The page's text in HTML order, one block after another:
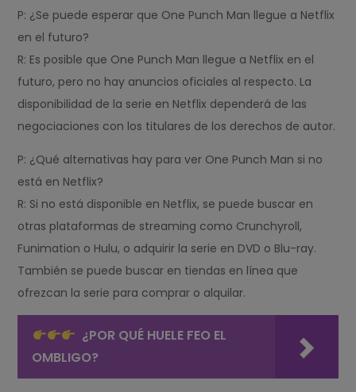
P: ¿Se puede esperar que One Punch Man llegue a Netflix
en el futuro?
R: Es posible que One Punch Man llegue a Netflix en el
futuro, pero no hay anuncios oficiales al respecto. La
disponibilidad de la serie en Netflix dependerá de las
negociaciones con los titulares de los derechos de autor.
P: ¿Qué alternativas hay para ver One Punch Man si no
está en Netflix?
R: Si no está disponible en Netflix, se puede buscar en
otras plataformas de streaming como Crunchyroll,
Funimation o Hulu, o adquirir la serie en DVD o Blu-ray.
También se puede buscar en tiendas en línea que
ofrezcan la serie para comprar o alquilar.
¿POR QUÉ HUELE FEO EL
OMBLIGO?